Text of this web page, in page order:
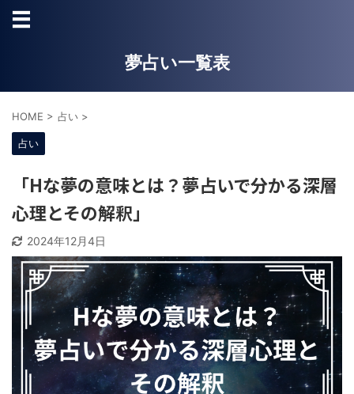
夢占い一覧表
HOME > 占い >
占い
「Hな夢の意味とは？夢占いで分かる深層
心理とその解釈」
2024年12月4日